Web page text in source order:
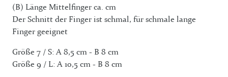
(B) Länge Mittelfinger ca. cm
Der Schnitt der Finger ist schmal, für schmale lange
Finger geeignet
Größe 7 / S: A 8,5 cm - B 8 cm
Größe 9 / L: A 10,5 cm - B 8 cm